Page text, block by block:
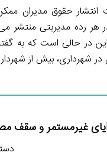
حقوق مدیران
هر رده مدیریتی
در حالی است که به
شهرداری، بیش از
غیرمستمر و سقف